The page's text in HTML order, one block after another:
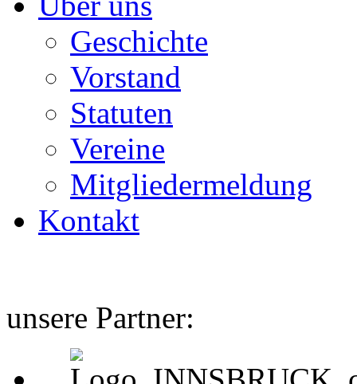
Geschichte
Vorstand
Statuten
Vereine
Mitgliedermeldung
Kontakt
unsere Partner: